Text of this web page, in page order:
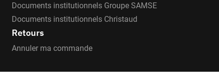
Documents institutionnels Groupe SAMSE
Documents institutionnels Christaud
Retours
Annuler ma commande